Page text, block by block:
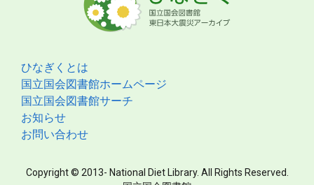
ひなぎくとは
国立国会図書館ホームページ
国立国会図書館サーチ
お知らせ
お問い合わせ
Copyright © 2013- National Diet Library. All Rights Reserved.